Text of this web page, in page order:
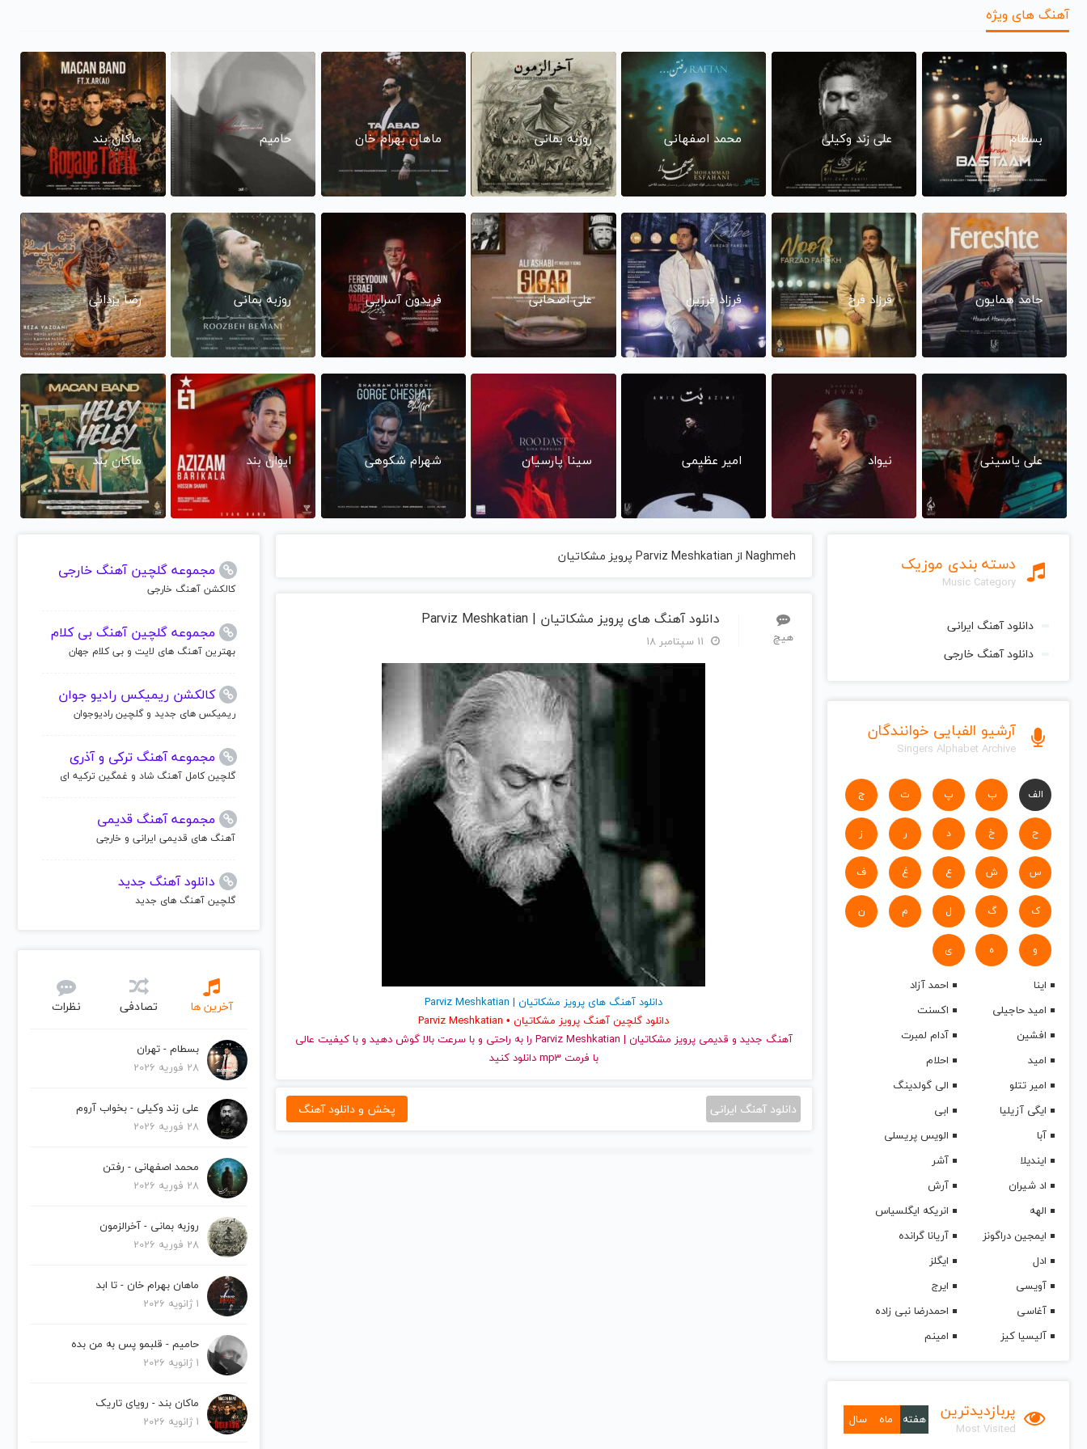
آهنگ های ویژه
بسطام علی زند وکیلی محمد اصفهانی روزبه بمانی ماهان بهرام خان حامیم ماکان بند
حامد همایون فرزاد فرخ فرزاد فرزین علی اصحابی فریدون آسرایی روزبه بمانی رضا یزدانی
علی یاسینی نیواد امیر عظیمی سینا پارسیان شهرام شکوهی ایوان بند ماکان بند
دسته بندی موزیک
Music Category
دانلود آهنگ ایرانی
دانلود آهنگ خارجی
آرشیو الفبایی خوانندگان
Singers Alphabet Archive
الف ب پ ت ج
ح خ د ر ز
س ش ع غ ف
ک گ ل م ن
و ه ی
اینا
احمد آزاد
امید حاجیلی
اکسنت
افشین
آدام لمبرت
امید
احلام
امیر تتلو
الی گولدینگ
ایگی آزیلیا
ابی
آبا
الویس پریسلی
ایندیلا
آشر
اد شیران
آرش
الهه
انریکه ایگلسیاس
ایمجین دراگونز
آریانا گرانده
ادل
ایگلز
آویسی
ایرج
آغاسی
احمدرضا نبی زاده
آلیسیا کیز
امینم
پربازدیدترین
Most Visited
هفته ماه سال
Naghmeh از Parviz Meshkatian پرویز مشکاتیان
هیچ
دانلود آهنگ های پرویز مشکاتیان | Parviz Meshkatian
دانلود آهنگ های پرویز مشکاتیان | Parviz Meshkatian
دانلود گلچین آهنگ پرویز مشکاتیان • Parviz Meshkatian
آهنگ جدید
و قدیمی پرویز مشکاتیان | Parviz Meshkatian را به راحتی و با سرعت بالا گوش دهید و با کیفیت عالی
با فرمت mp3 دانلود کنید
دانلود آهنگ ایرانی پخش و دانلود آهنگ
مجموعه گلچین آهنگ خارجی
کالکشن آهنگ خارجی
مجموعه گلچین آهنگ بی کلام
بهترین آهنگ های لایت و بی کلام جهان
کالکشن ریمیکس رادیو جوان
ریمیکس های جدید و گلچین رادیوجوان
مجموعه آهنگ ترکی و آذری
گلچین کامل آهنگ شاد و غمگین ترکیه ای
مجموعه آهنگ قدیمی
آهنگ های قدیمی ایرانی و خارجی
دانلود آهنگ جدید
گلچین آهنگ های جدید
آخرین ها تصادفی نظرات
بسطام - تهران
28 فوریه 2026
علی زند وکیلی - بخواب آروم
28 فوریه 2026
محمد اصفهانی - رفتن
28 فوریه 2026
روزبه بمانی - آخرالزمون
28 فوریه 2026
ماهان بهرام خان - تا ابد
1 ژانویه 2026
حامیم - قلبمو پس به من بده
1 ژانویه 2026
ماکان بند - رویای تاریک
1 ژانویه 2026